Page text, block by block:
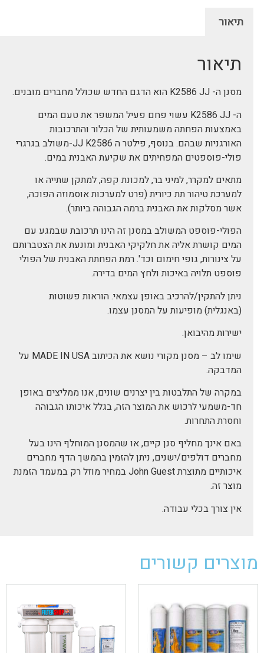
תיאור
תיאור
מסנן ה- K2586 JJ הוא הדגם החדש שכולל מחברים מובנים.
ה- K2586 JJ עשוי פחם פעיל המשפר את טעם המים
באמצעות הפחתה משמעותית של הכלור והתרכובות
האורגניות שבהם. בנוסף, פילטר ה JJ K2586-משולב בגרגרי
פולי-פוספטים המפחיתים את שקיעת האבנית במים.
מתאים למקרר, למיני בר, למכונת קפה, למתקן שתייה או
למערכת טיהור תת כיורית (פרט למערכות אוסמוזה הפוכה,
אשר מסלקות את האבנית ברמה הגבוהה ביותר).
הפולי-פוספט המשולב במסנן זה הינו תרכובת שבמגע עם
המים קושרת אליה את חלקיקי האבנית ומונעת את הצטברותם
על צינורות, גופי חימום וכד'. רמת הפחתת האבנית של הפולי
פוספט תלויה באיכות ולחץ המים בדירה.
ניתן להתקין/להרכיב באופן עצמאי. הוראות פשוטות
(באנגלית) מופיעות על המסנן עצמו.
ישירות מהיבואן.
שימו לב – מסנן מקורי נושא את הכיתוב MADE IN USA על
המדבקה.
במקרה של התלבטות בין יצרנים שונים, אנו ממליצים באופן
חד-משמעי לרכוש את המוצר הזה, בגלל איכותו הגבוהה
וחסרת התחרות.
באם אינך מחליף סנן קיים, או שהמסנן המוחלף הינו בעל
מחברים דולפים/ישנים, ניתן להזמין בהמשך הדף מחברים
איכותיים מתוצרת John Guest במחיר מוזל רק במעמד הזמנת
מוצר זה.
אין צורך בכלי עבודה.
מוצרים קשורים